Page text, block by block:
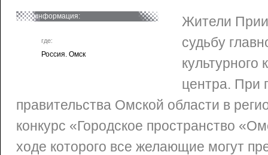
информация:
где:
Россия. Омск
Жители
судьбу
культурного
центра. При
правительства Омской области в
конкурс «Городское пространство
ходе которого все желающие могут